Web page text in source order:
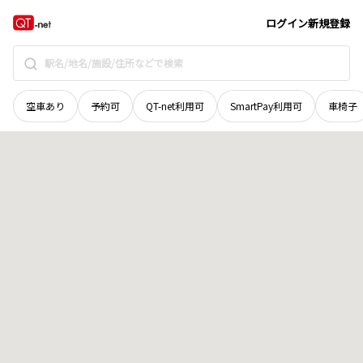
ログイン新規登録
空車あり 予約可 QT-net利用可 SmartPay利用可 車椅子
愛媛県